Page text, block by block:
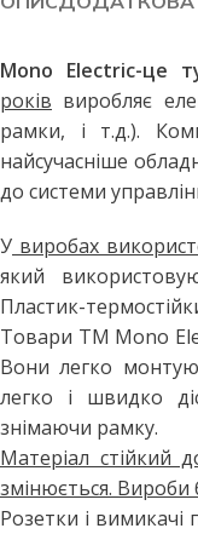
Mono Electric-це
років виробляє
рамки, і т.д.).
найсучасніше
до системи
У виробах
який
Пластик-
Товари ТМ Mono
Вони легко
легко і швидко
знімаючи рамку.
Матеріал стійкий
змінюється. Вироби
Розетки і вимикачі